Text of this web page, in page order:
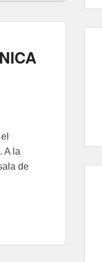
A la
de